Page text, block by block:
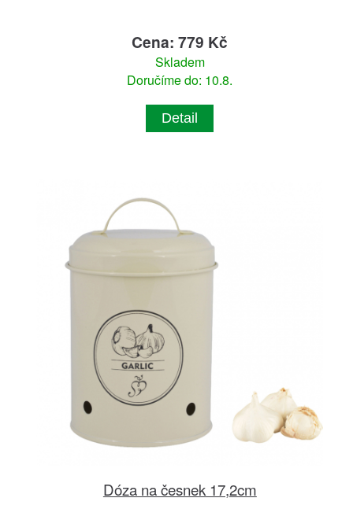
Cena: 779 Kč
Skladem
Doručíme do: 10.8.
Detail
Dóza na česnek 17,2cm